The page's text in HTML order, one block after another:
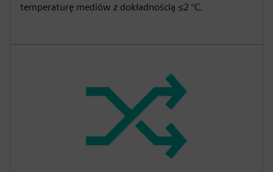
temperaturę mediów z dokładnością ≤2 °C.